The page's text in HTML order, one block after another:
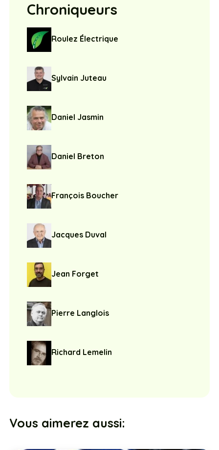
Chroniqueurs
Roulez Électrique
Sylvain Juteau
Daniel Jasmin
Daniel Breton
François Boucher
Jacques Duval
Jean Forget
Pierre Langlois
Richard Lemelin
Vous aimerez aussi: